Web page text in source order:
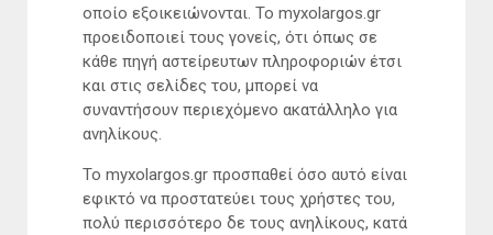
οποίο εξοικειώνονται. Το myxolargos.gr
προειδοποιεί τους γονείς, ότι όπως σε
κάθε πηγή αστείρευτων πληροφοριών έτσι
και στις σελίδες του, μπορεί να
συναντήσουν περιεχόμενο ακατάλληλο για
ανηλίκους.
Το myxolargos.gr προσπαθεί όσο αυτό είναι
εφικτό να προστατεύει τους χρήστες του,
πολύ περισσότερο δε τους ανηλίκους, κατά